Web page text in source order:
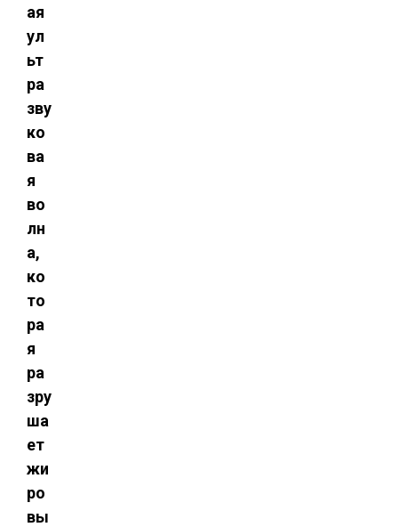
ая
ул
ьт
ра
зву
ко
ва
я
во
лн
а,
ко
то
ра
я
ра
зру
ша
ет
жи
ро
вы